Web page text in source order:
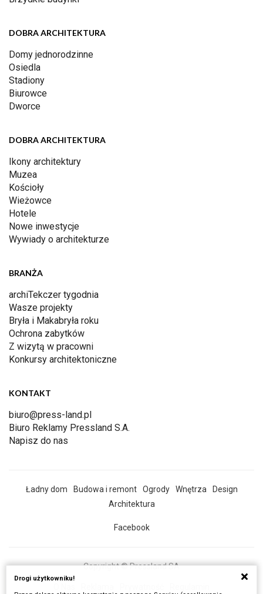
DOBRA ARCHITEKTURA
Domy jednorodzinne
Osiedla
Stadiony
Biurowce
Dworce
DOBRA ARCHITEKTURA
Ikony architektury
Muzea
Kościoły
Wieżowce
Hotele
Nowe inwestycje
Wywiady o architekturze
BRANŻA
archiTekczer tygodnia
Wasze projekty
Bryła i Makabryła roku
Ochrona zabytków
Z wizytą w pracowni
Konkursy architektoniczne
KONTAKT
biuro@press-land.pl
Biuro Reklamy Pressland S.A.
Napisz do nas
Ładny dom Budowa i remont Ogrody Wnętrza
Design
Architektura
Facebook
Copyright © Pressland SA
Drogi użytkowniku!